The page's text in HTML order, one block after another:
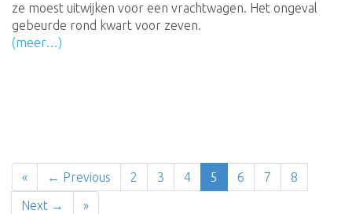
ze moest uitwijken voor een vrachtwagen. Het ongeval
gebeurde rond kwart voor zeven.
(meer…)
« ← Previous 2 3 4 5 6 7
8
Next →
»